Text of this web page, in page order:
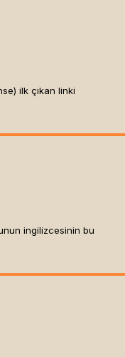
ilk çıkan linki
ingilizcesinin bu